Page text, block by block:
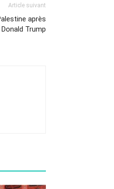
Article suivant
après
Trump